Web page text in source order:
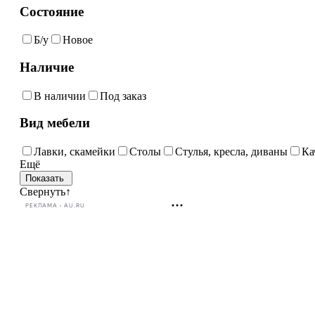
Состояние
Б/у Новое
Наличие
В наличии Под заказ
Вид мебели
Лавки, скамейки Столы Стулья, кресла, диваны
Ещё
Свернуть↑
РЕКЛАМА • AU.RU